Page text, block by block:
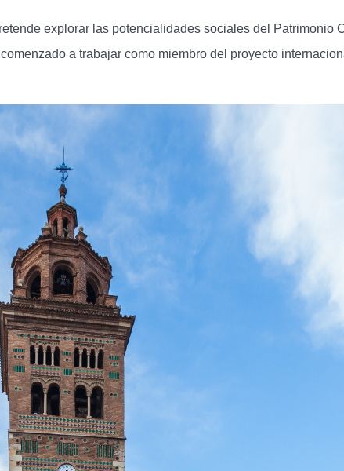
explorar las potencialidades sociales del Patrimonio
a trabajar como miembro del proyecto